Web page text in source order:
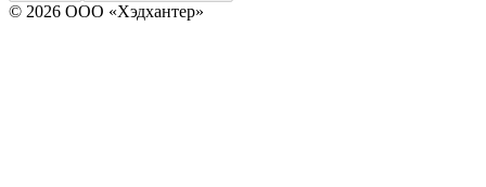
© 2026 ООО «Хэдхантер»